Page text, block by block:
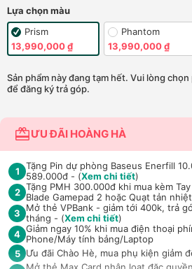
Lựa chọn màu
Prism
13,990,000 ₫
Phantom
13,990,000 ₫
Sản phẩm này đang tạm hết. Vui lòng
để đăng ký trả góp.
ƯU ĐÃI HOÀNG HÀ
1
Tặng Pin dự phòng Baseus Enerfill
589.000đ - (Xem chi tiết)
2 Tặng PMH 300.000đ khi mua kèm
Blade Gamepad 2 hoặc Quạt tản nhiệt
3
Mở thẻ VPBank - giảm tới 400k, trả
tháng - (Xem chi tiết)
4 Giảm ngay 10% khi mua điện thoại
Phone/Máy tính bảng/Laptop
5 Ưu đãi Chào Hè, mua phụ kiện giảm